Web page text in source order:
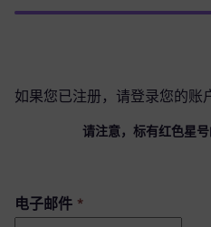
如果您已注册，请登录您的账
请注意，标有红色星号
电子邮件 *